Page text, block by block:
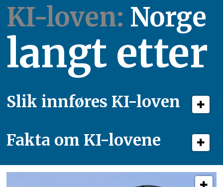
KI-loven: Norge
langt etter
Slik innføres KI-loven
Fakta om KI-lovene